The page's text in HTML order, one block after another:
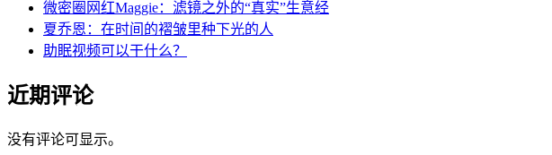
微密圈网红Maggie：滤镜之外的“真实”生意经
夏乔恩：在时间的褶皱里种下光的人
助眠视频可以干什么？
近期评论
没有评论可显示。